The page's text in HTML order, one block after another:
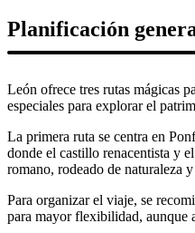
Planificación
León ofrece tres rutas mágicas
especiales para explorar el
La primera ruta se centra en
donde el castillo renacentista y
romano, rodeado de naturaleza
Para organizar el viaje, se
para mayor flexibilidad, aunque